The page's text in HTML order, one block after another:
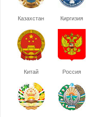
Казахстан Киргизия
Китай Россия